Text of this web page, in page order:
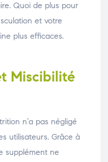
Quoi de plus pour
et votre
plus efficaces.
Miscibilité
n’a pas négligé
utilisateurs. Grâce à
supplément ne